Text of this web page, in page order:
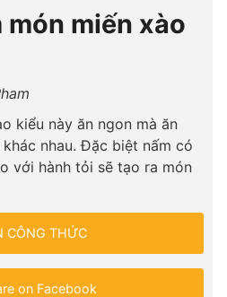
món miến xào
kiểu này ăn ngon mà ăn
nhau. Đặc biệt nấm có
với hành tỏi sẽ tạo ra món
CÔNG THỨC
on Facebook